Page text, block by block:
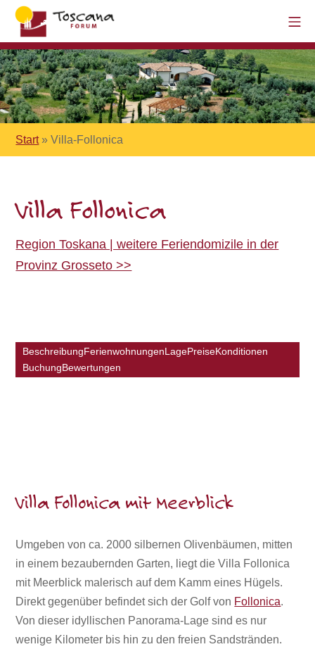
Start»Villa-Follonica
Villa Follonica
Region Toskana | weitere Feriendomizile in der
Provinz Grosseto >>
BeschreibungFerienwohnungenLagePreiseKonditionen
BuchungBewertungen
Villa Follonica mit Meerblick
Umgeben von ca. 2000 silbernen Olivenbäumen, mitten
in einem bezaubernden Garten, liegt die Villa Follonica
mit Meerblick malerisch auf dem Kamm eines Hügels.
Direkt gegenüber befindet sich der Golf von Follonica.
Von dieser idyllischen Panorama-Lage sind es nur
wenige Kilometer bis hin zu den freien Sandstränden.